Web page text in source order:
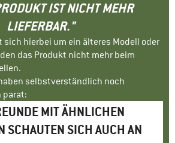
IST NICHT MEHR
LIEFERBAR."
sich hierbei um ein älteres Modell oder
das Produkt nicht mehr beim
selbstverständlich noch
parat:
MIT ÄHNLICHEN
SCHAUTEN SICH AUCH AN